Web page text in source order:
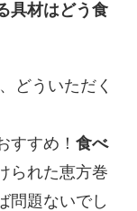
具材はどう食
どういただく
すすめ！ 食べ
られた恵方巻
問題ないでし